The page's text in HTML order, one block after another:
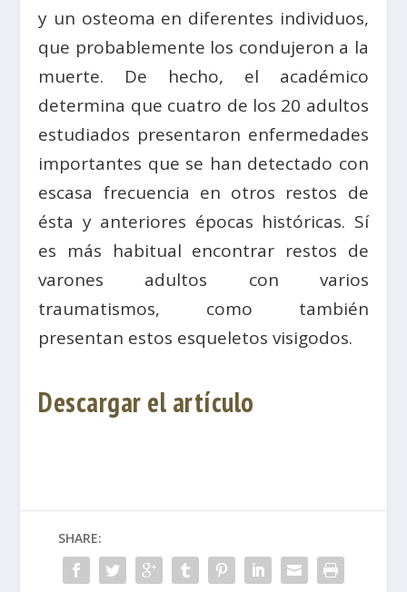
y un osteoma en diferentes individuos,
que probablemente los condujeron a la
muerte. De hecho, el académico
determina que cuatro de los 20 adultos
estudiados presentaron enfermedades
importantes que se han detectado con
escasa frecuencia en otros restos de
ésta y anteriores épocas históricas. Sí
es más habitual encontrar restos de
varones adultos con varios
traumatismos, como también
presentan estos esqueletos visigodos.
Descargar el artículo
SHARE: